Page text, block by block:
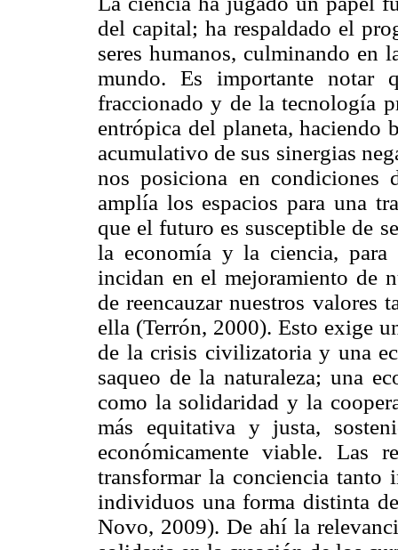
del capital; ha respaldado el
seres humanos, culminando en
mundo. Es importante notar
fraccionado y de la tecnología
entrópica del planeta, haciendo
acumulativo de sus sinergias
nos posiciona en condiciones
amplía los espacios para una
que el futuro es susceptible de
la economía y la ciencia, para
incidan en el mejoramiento de
de reencauzar nuestros valores
ella (Terrón, 2000). Esto exige
de la crisis civilizatoria y una
saqueo de la naturaleza; una
como la solidaridad y la
más equitativa y justa,
económicamente viable. Las
transformar la conciencia tanto
individuos una forma distinta
Novo, 2009). De ahí la